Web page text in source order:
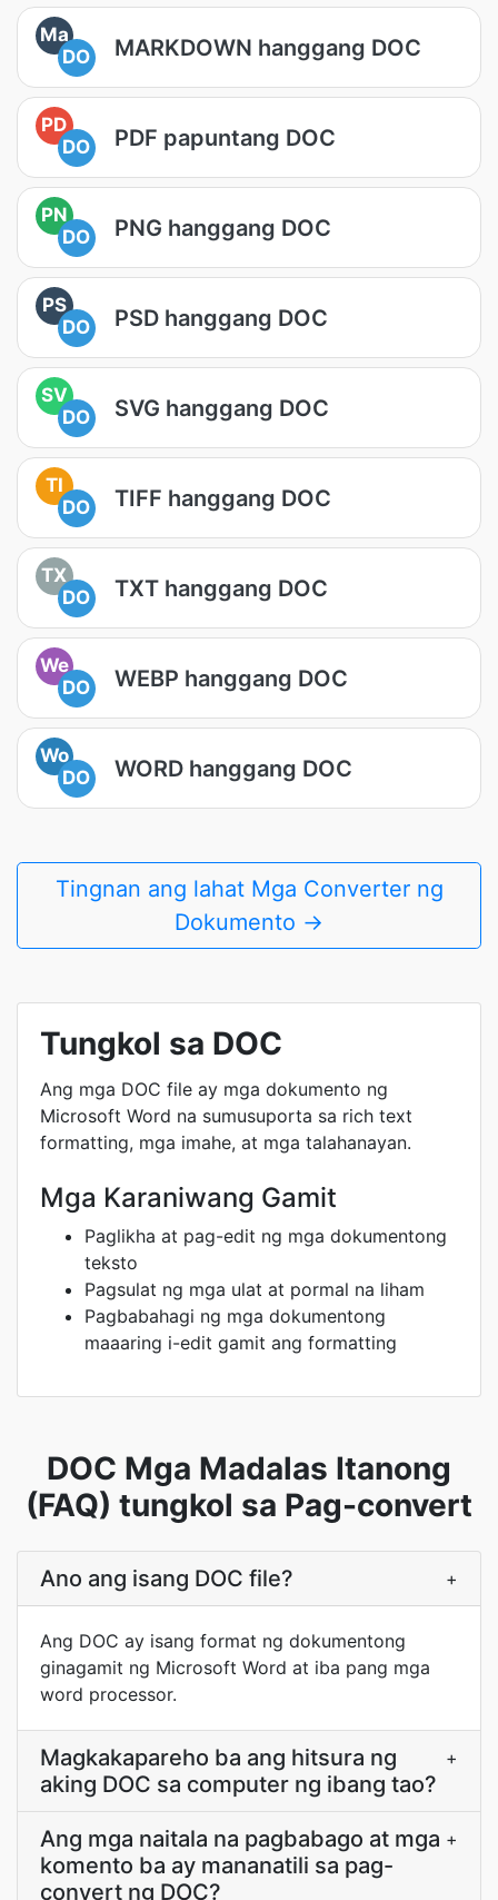
Ma
DO
MARKDOWN hanggang DOC
PD
DO
PDF papuntang DOC
PN
DO
PNG hanggang DOC
PS
DO
PSD hanggang DOC
SV
DO
SVG hanggang DOC
TI
DO
TIFF hanggang DOC
TX
DO
TXT hanggang DOC
We
DO
WEBP hanggang DOC
Wo
DO
WORD hanggang DOC
Tingnan ang lahat Mga Converter ng
Dokumento →
Tungkol sa DOC
Ang mga DOC file ay mga dokumento ng
Microsoft Word na sumusuporta sa rich text
formatting, mga imahe, at mga talahanayan.
Mga Karaniwang Gamit
Paglikha at pag-edit ng mga dokumentong
teksto
Pagsulat ng mga ulat at pormal na liham
Pagbabahagi ng mga dokumentong
maaaring i-edit gamit ang formatting
DOC Mga Madalas Itanong
(FAQ) tungkol sa Pag-convert
Ano ang isang DOC file? +
Ang DOC ay isang format ng dokumentong
ginagamit ng Microsoft Word at iba pang mga
word processor.
Magkakapareho ba ang hitsura ng
aking DOC sa computer ng ibang tao?
+
Ang mga naitala na pagbabago at mga
komento ba ay mananatili sa pag-
convert ng DOC?
+